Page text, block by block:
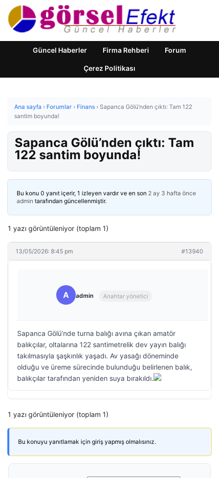
Güncel Haberler Firma Rehberi Forum
Çerez Politikası
Ana sayfa › Forumlar › Finans › Sapanca Gölü’nden çıktı: Tam 122
santim boyunda!
Sapanca Gölü’nden çıktı: Tam
122 santim boyunda!
Bu konu 0 yanıt içerir, 1 izleyen vardır ve en son 2 ay 3 hafta önce
admin tarafından güncellenmiştir.
1 yazı görüntüleniyor (toplam 1)
13/05/2026: 8:45 pm #13940
A admin Anahtar yönetici
Sapanca Gölü’nde turna balığı avına çıkan amatör
balıkçılar, oltalarına 122 santimetrelik dev yayın balığı
takılmasıyla şaşkınlık yaşadı. Av yasağı döneminde
olduğu ve üreme sürecinde bulunduğu belirlenen balık,
balıkçılar tarafından yeniden suya bırakıldı.
1 yazı görüntüleniyor (toplam 1)
Bu konuyu yanıtlamak için giriş yapmış olmalısınız.